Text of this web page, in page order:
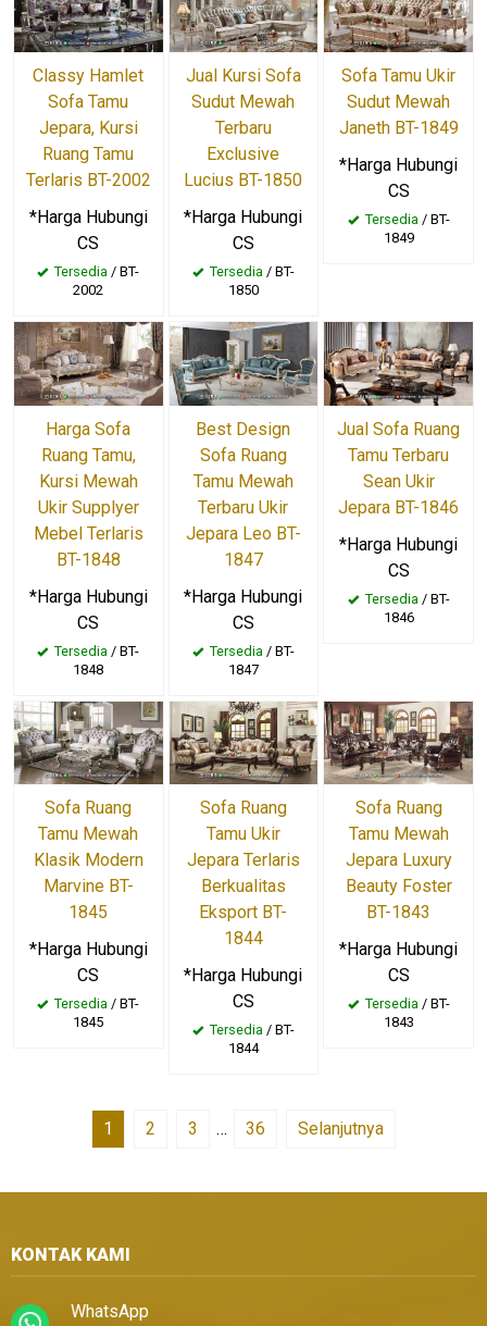
Classy Hamlet
Sofa Tamu
Jepara, Kursi
Ruang Tamu
Terlaris BT-2002
*Harga Hubungi
CS
Tersedia / BT-
2002
Jual Kursi Sofa
Sudut Mewah
Terbaru
Exclusive
Lucius BT-1850
*Harga Hubungi
CS
Tersedia / BT-
1850
Sofa Tamu Ukir
Sudut Mewah
Janeth BT-1849
*Harga Hubungi
CS
Tersedia / BT-
1849
Harga Sofa
Ruang Tamu,
Kursi Mewah
Ukir Supplyer
Mebel Terlaris
BT-1848
*Harga Hubungi
CS
Tersedia / BT-
1848
Best Design
Sofa Ruang
Tamu Mewah
Terbaru Ukir
Jepara Leo BT-
1847
*Harga Hubungi
CS
Tersedia / BT-
1847
Jual Sofa Ruang
Tamu Terbaru
Sean Ukir
Jepara BT-1846
*Harga Hubungi
CS
Tersedia / BT-
1846
Sofa Ruang
Tamu Mewah
Klasik Modern
Marvine BT-
1845
*Harga Hubungi
CS
Tersedia / BT-
1845
Sofa Ruang
Tamu Ukir
Jepara Terlaris
Berkualitas
Eksport BT-
1844
*Harga Hubungi
CS
Tersedia/ BT-
1844
Sofa Ruang
Tamu Mewah
Jepara Luxury
Beauty Foster
BT-1843
*Harga Hubungi
CS
Tersedia/ BT-
1843
1 2 3 … 36 Selanjutnya
KONTAK KAMI
WhatsApp